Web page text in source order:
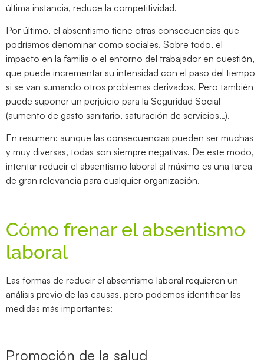
última instancia, reduce la competitividad.
Por último, el absentismo tiene otras consecuencias que
podríamos denominar como sociales. Sobre todo, el
impacto en la familia o el entorno del trabajador en cuestión,
que puede incrementar su intensidad con el paso del tiempo
si se van sumando otros problemas derivados. Pero también
puede suponer un perjuicio para la Seguridad Social
(aumento de gasto sanitario, saturación de servicios…).
En resumen: aunque las consecuencias pueden ser muchas
y muy diversas, todas son siempre negativas. De este modo,
intentar reducir el absentismo laboral al máximo es una tarea
de gran relevancia para cualquier organización.
Cómo frenar el absentismo
laboral
Las formas de reducir el absentismo laboral requieren un
análisis previo de las causas, pero podemos identificar las
medidas más importantes:
Promoción de la salud